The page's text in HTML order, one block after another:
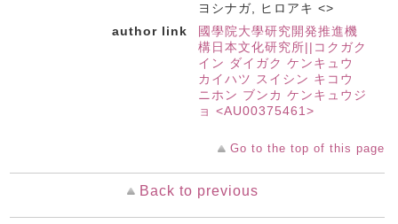
ヨシナガ, ヒロアキ <>
author link
國學院大學研究開発推進機
構日本文化研究所||コクガク
イン ダイガク ケンキュウ
カイハツ スイシン キコウ
ニホン ブンカ ケンキュウジ
ョ <AU00375461>
Go to the top of this page
Back to previous